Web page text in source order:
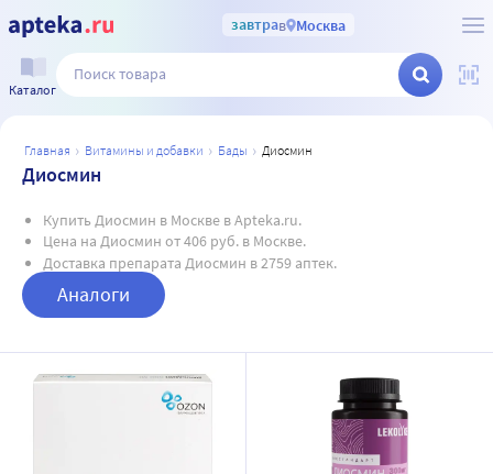
завтрав Москва
Каталог
главная витамины и добавки бады диосмин
Диосмин
Купить Диосмин в Москве в Apteka.ru.
Цена на Диосмин от 406 руб. в Москве.
Доставка препарата Диосмин в 2759 аптек.
Аналоги